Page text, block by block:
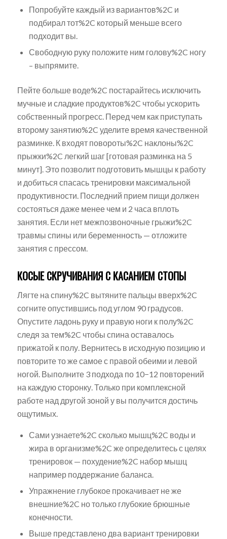
Попробуйте каждый из вариантов%2C и
подбирал тот%2C который меньше всего
подходит вы.
Свободную руку положите ним голову%2C ногу
– выпрямите.
Пейте больше воде%2C постарайтесь исключить
мучные и сладкие продуктов%2C чтобы ускорить
собственный прогресс. Перед чем как приступать
второму занятию%2C уделите время качественной
разминке. К входят повороты%2C наклоны%2C
прыжки%2C легкий шаг [готовая разминка на 5
минут]. Это позволит подготовить мышцы к работу
и добиться спасась тренировки максимальной
продуктивности. Последний прием пищи должен
состояться даже менее чем и 2 часа вплоть
занятия. Если нет межпозвоночные грыжи%2C
травмы спины или беременность — отложите
занятия с прессом.
КОСЫЕ СКРУЧИВАНИЯ С КАСАНИЕМ СТОПЫ
Лягте на спину%2C вытяните пальцы вверх%2C
согните опустившись под углом 90 градусов.
Опустите ладонь руку и правую ноги к полу%2C
следя за тем%2C чтобы спина оставалось
прижатой к полу. Вернитесь в исходную позицию и
повторите то же самое с правой обеими и левой
ногой. Выполните 3 подхода по 10−12 повторений
на каждую сторонку. Только при комплексной
работе над другой зоной у вы получится достичь
ощутимых.
Сами узнаете%2C сколько мышц%2C воды и
жира в организме%2C же определитесь с целях
тренировок — похудение%2C набор мышц
например поддержание баланса.
Упражнение глубокое прокачивает не же
внешние%2C но только глубокие брюшные
конечности.
Выше представлено два вариант тренировки